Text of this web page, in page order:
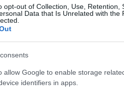
opt-out of Collection, Use, Retention,
Data that Is Unrelated with the
allow Google to enable storage
identifiers in apps.
terapéutica.
recupera a Vukcevic, un
para suplir la baja de Bardhi.
ver al dúo Vukcevic-Malsa
por COVID-19